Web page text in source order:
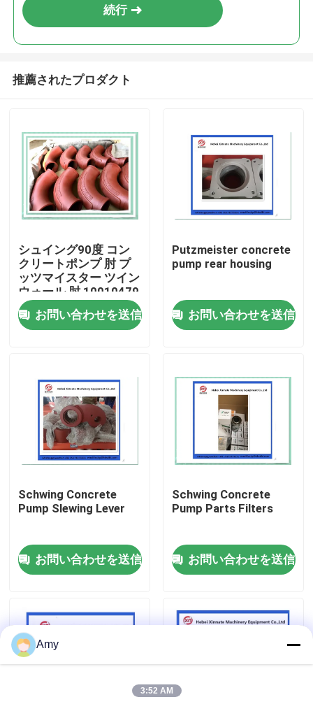
ホーム
ビデオ
企業情報
お問い合わせ
Putzmeisterの具体的なポンプ部品
Schwingの具体的なポンプ部品
続行
推薦されたプロダクト
シュイング90度 コン
クリートポンプ 肘 プ
ッツマイスター ツイン
ウォール 肘 10010479
お問い合わせを送信
Putzmeister concrete
pump rear housing
お問い合わせを送信
Schwing Concrete
Pump Slewing Lever
お問い合わせを送信
Schwing Concrete
Pump Parts Filters
お問い合わせを送信
Amy
3:52 AM